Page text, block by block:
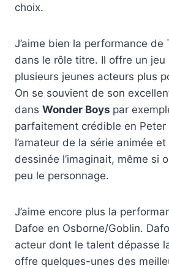
choix.
J’aime bien la performance de
dans le rôle titre. Il offre un jeu
plusieurs jeunes acteurs plus
On se souvient de son
dans Wonder Boys par
parfaitement crédible en Peter
l’amateur de la série animée
dessinée l’imaginait, même si
peu le personnage.
J’aime encore plus la
Dafoe en Osborne/Goblin.
acteur dont le talent dépasse
offre quelques-unes des